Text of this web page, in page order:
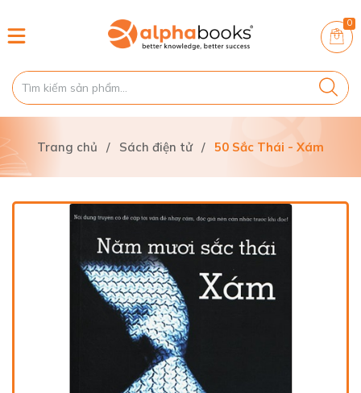
0
Trang chủ / Sách điện tử / 50 Sắc Thái - Xám